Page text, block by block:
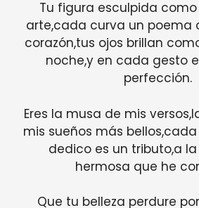
Tu figura esculpida
arte,cada curva un poema
corazón,tus ojos brillan
noche,y en cada gesto
perfección.
Eres la musa de mis
mis sueños más
dedico es un tributo,a
hermosa que he
Que tu belleza perdure